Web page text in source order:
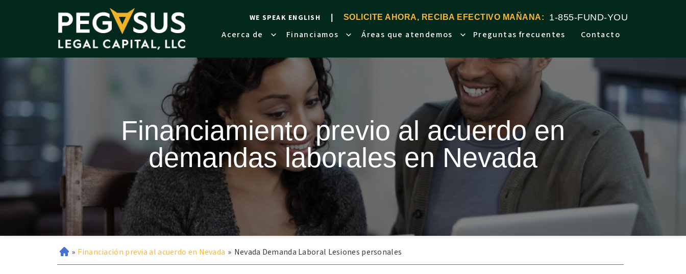
WE SPEAK ENGLISH SOLICITE AHORA, RECIBA EFECTIVO MAÑANA: 1-855-FUND-YOU
Acerca de Financiamos Áreas que atendemos Preguntas frecuentes Contacto
Financiamiento previo al acuerdo en
demandas laborales en Nevada
» Financiación previa al acuerdo en Nevada » Nevada Demanda Laboral Lesiones personales